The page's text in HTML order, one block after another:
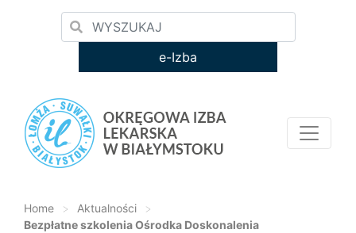
e-Izba
Home > Aktualności
>
Bezpłatne szkolenia Ośrodka Doskonalenia